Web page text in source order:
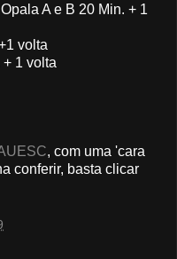
A e B 20 Min. + 1
volta
+ 1 volta
, com uma 'cara
conferir, basta clicar